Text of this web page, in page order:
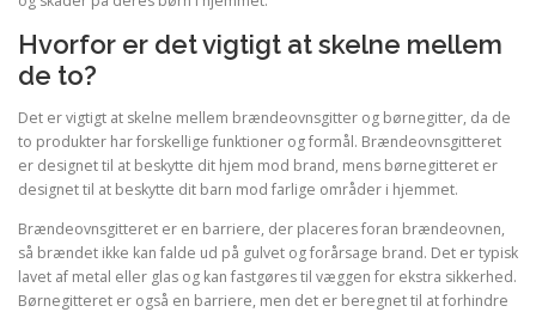
Hvorfor er det vigtigt at skelne mellem
de to?
Det er vigtigt at skelne mellem brændeovnsgitter og børnegitter, da de
to produkter har forskellige funktioner og formål. Brændeovnsgitteret
er designet til at beskytte dit hjem mod brand, mens børnegitteret er
designet til at beskytte dit barn mod farlige områder i hjemmet.
Brændeovnsgitteret er en barriere, der placeres foran brændeovnen,
så brændet ikke kan falde ud på gulvet og forårsage brand. Det er typisk
lavet af metal eller glas og kan fastgøres til væggen for ekstra sikkerhed.
Børnegitteret er også en barriere, men det er beregnet til at forhindre